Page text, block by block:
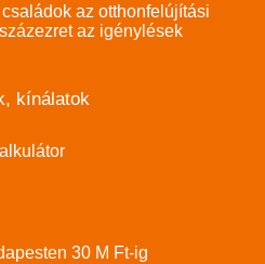
az otthonfelújítási
az igénylések
kínálatok
30 M Ft-ig